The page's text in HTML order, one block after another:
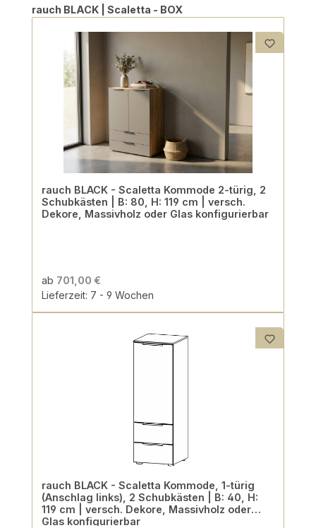
Produktgalerie überspringen
rauch BLACK | Scaletta - BOX
rauch BLACK - Scaletta Kommode 2-türig, 2
Schubkästen | B: 80, H: 119 cm | versch.
Dekore, Massivholz oder Glas konfigurierbar
ab 701,00 €
Lieferzeit: 7 - 9 Wochen
rauch BLACK - Scaletta Kommode, 1-türig
(Anschlag links), 2 Schubkästen | B: 40, H:
119 cm | versch. Dekore, Massivholz oder
Glas konfigurierbar